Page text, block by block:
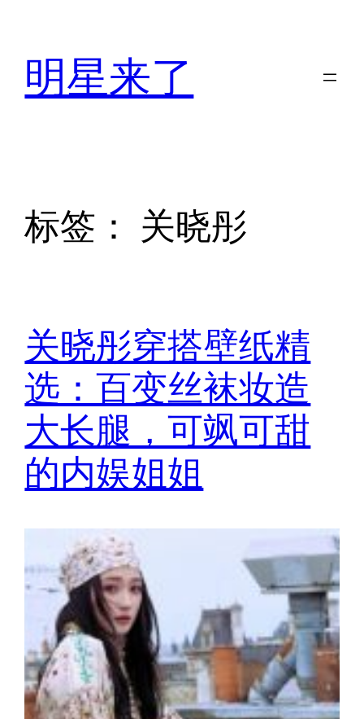
明星来了
标签： 关晓彤
关晓彤穿搭壁纸精
选：百变丝袜妆造
大长腿，可飒可甜
的内娱姐姐